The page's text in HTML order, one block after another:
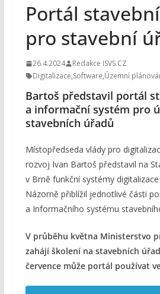
Portál
pro stavební
26.4.2024
Redakce ISVS.CZ
Digitalizace,Software,Územní
Bartoš představil portál
a informační systém pro
stavebních úřadů
Místopředseda vlády pro
rozvoj Ivan Bartoš představil na
v Brně funkční systémy
Názorně přiblížil jednotlivé části
a Informačního systému
V průběhu května Ministerstvo
zahájí školení na stavebních
července může portál používat